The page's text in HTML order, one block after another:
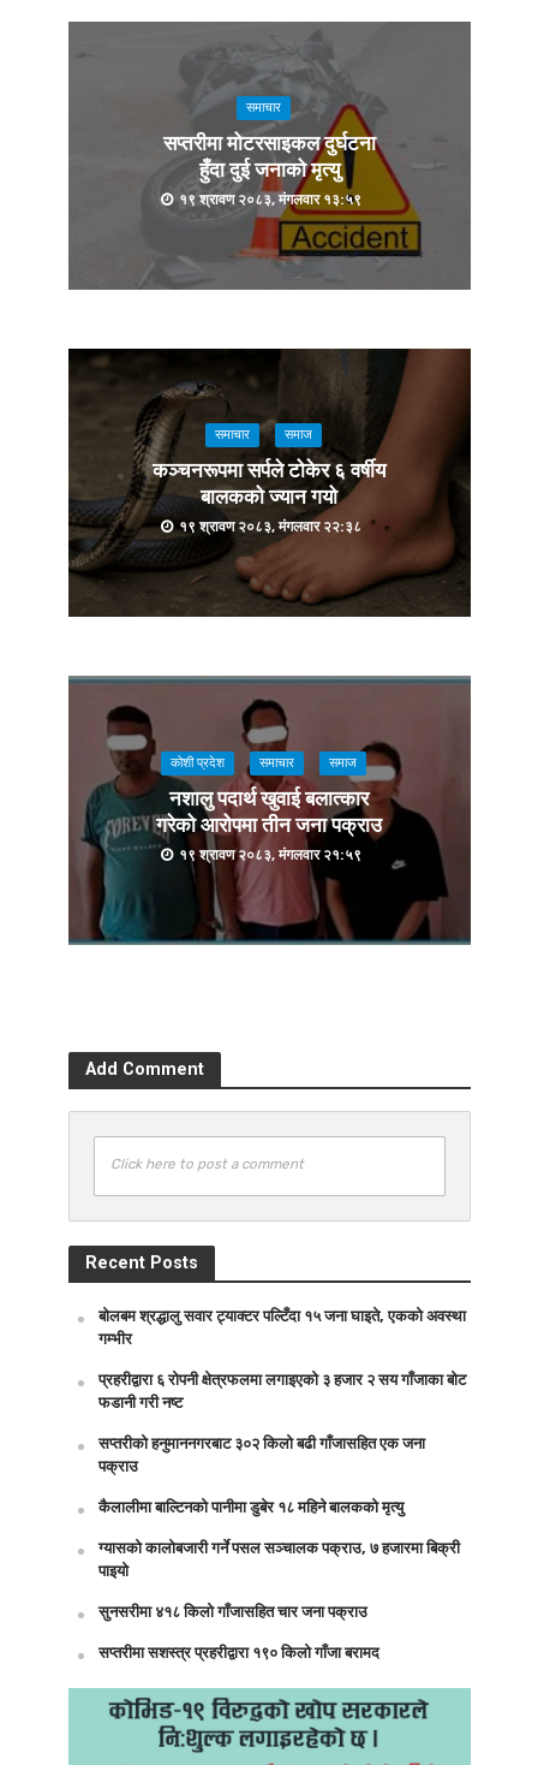
समाचार
सप्तरीमा मोटरसाइकल दुर्घटना
हुँदा दुई जनाको मृत्यु
१९ श्रावण २०८३, मंगलवार १३:५९
समाचार समाज
कञ्चनरूपमा सर्पले टोकेर ६ वर्षीय
बालकको ज्यान गयो
१९ श्रावण २०८३, मंगलवार २२:३८
कोशी प्रदेश समाचार समाज
नशालु पदार्थ खुवाई बलात्कार
गरेको आरोपमा तीन जना पक्राउ
१९ श्रावण २०८३, मंगलवार २१:५९
Add Comment
Click here to post a comment
Recent Posts
बोलबम श्रद्धालु सवार ट्याक्टर पल्टिँदा १५ जना घाइते, एकको अवस्था
गम्भीर
प्रहरीद्वारा ६ रोपनी क्षेत्रफलमा लगाइएको ३ हजार २ सय गाँजाका बोट
फडानी गरी नष्ट
सप्तरीको हनुमाननगरबाट ३०२ किलो बढी गाँजासहित एक जना
पक्राउ
कैलालीमा बाल्टिनको पानीमा डुबेर १८ महिने बालकको मृत्यु
ग्यासको कालोबजारी गर्ने पसल सञ्चालक पक्राउ, ७ हजारमा बिक्री
पाइयो
सुनसरीमा ४१८ किलो गाँजासहित चार जना पक्राउ
सप्तरीमा सशस्त्र प्रहरीद्वारा १९० किलो गाँजा बरामद